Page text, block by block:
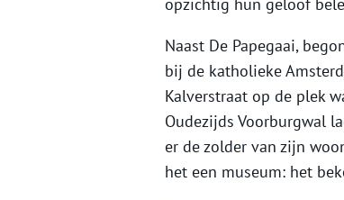
opzichtig hun geloof
Naast De Papegaai,
bij de katholieke
Kalverstraat op de plek
Oudezijds Voorburgwal
er de zolder van zijn
het een museum: het